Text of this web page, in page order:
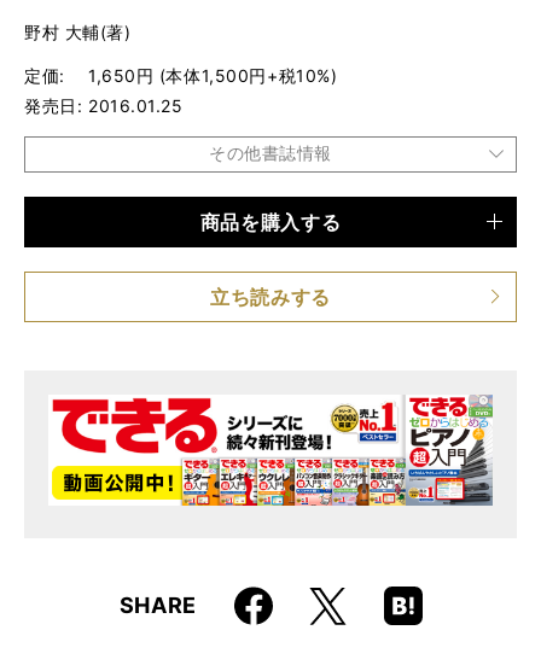
野村 大輔(著)
定価
1,650円 (本体1,500円+税10%)
発売日
2016.01.25
その他書誌情報
仕様 B5変形判 / 184ページ / 特典映像DVD付き
商品を購入する
立ち読みする
SHARE Faceboo
k
X
Hatena
Boo